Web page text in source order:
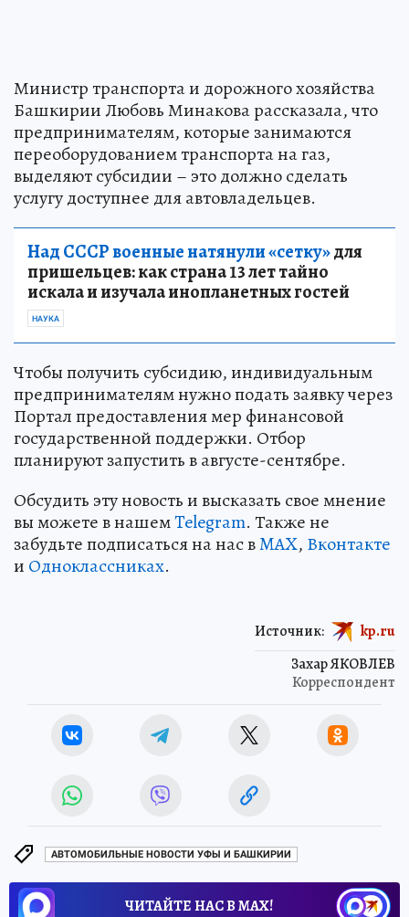
Министр транспорта и дорожного хозяйства
Башкирии Любовь Минакова рассказала, что
предпринимателям, которые занимаются
переоборудованием транспорта на газ,
выделяют субсидии – это должно сделать
услугу доступнее для автовладельцев.
Над СССР военные натянули «сетку»для
пришельцев: как страна 13 лет тайно
искала и изучала инопланетных гостей
НАУКА
Чтобы получить субсидию, индивидуальным
предпринимателям нужно подать заявку через
Портал предоставления мер финансовой
государственной поддержки. Отбор
планируют запустить в августе-сентябре.
Обсудить эту новость и высказать свое мнение
вы можете в нашемTelegram. Также не
забудьте подписаться на нас вMAX, Вконтакте
и Одноклассниках.
Захар ЯКОВЛЕВ
Корреспондент
Источник: kp.ru
АВТОМОБИЛЬНЫЕ НОВОСТИ УФЫ И БАШКИРИИ
ЧИТАЙТЕ НАС В МАХ!